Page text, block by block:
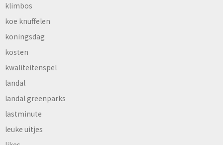
klimbos
koe knuffelen
koningsdag
kosten
kwaliteitenspel
landal
landal greenparks
lastminute
leuke uitjes